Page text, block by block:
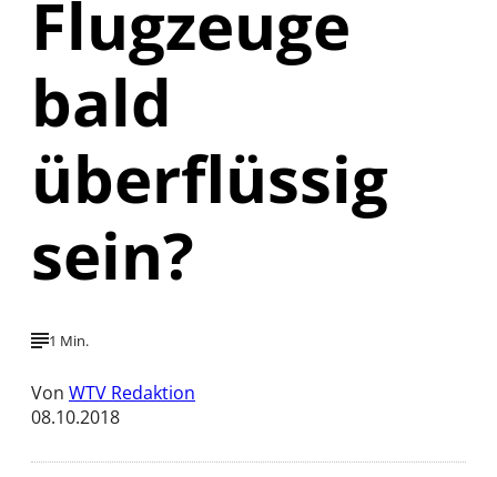
Flugzeuge
bald
überflüssig
sein?
1 Min.
Von WTV Redaktion
08.10.2018